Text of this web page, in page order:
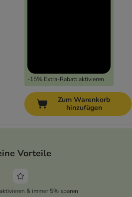
-15% Extra-Rabatt aktivieren
Zum Warenkorb
hinzufügen
Vorteile
& immer 5% sparen